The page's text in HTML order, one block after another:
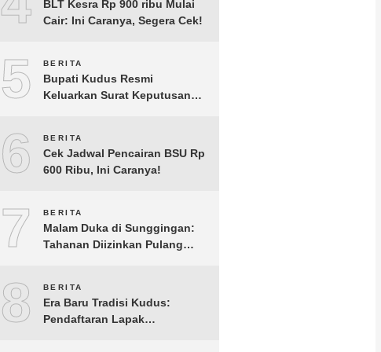
BLT Kesra Rp 900 ribu Mulai
Cair: Ini Caranya, Segera Cek!
5 BERITA
Bupati Kudus Resmi
Keluarkan Surat Keputusan
Kencang, Banjir dan Longsor
6 BERITA
Cek Jadwal Pencairan BSU Rp
600 Ribu, Ini Caranya!
7 BERITA
Malam Duka di Sunggingan:
Tahanan Diizinkan Pulang
8 BERITA
Era Baru Tradisi Kudus:
Pendaftaran Lapak